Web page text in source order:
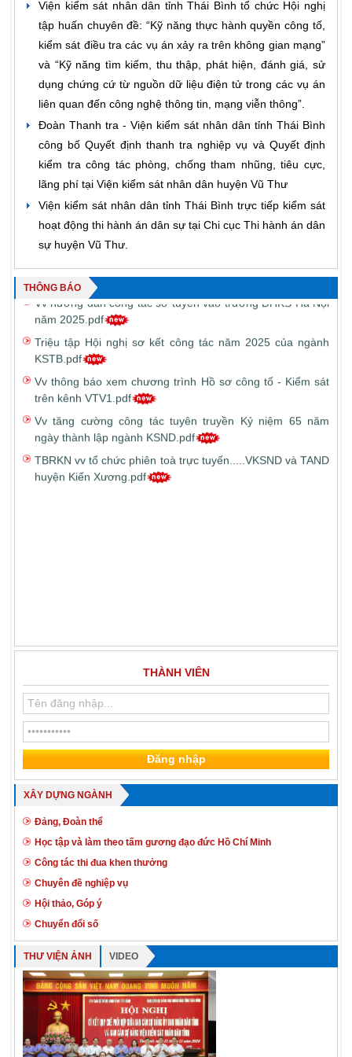
Viện kiểm sát nhân dân tỉnh Thái Bình tổ chức Hội nghị
tập huấn chuyên đề: “Kỹ năng thực hành quyền công tố,
kiểm sát điều tra các vụ án xảy ra trên không gian mạng”
và “Kỹ năng tìm kiếm, thu thập, phát hiện, đánh giá, sử
dụng chứng cứ từ nguồn dữ liệu điện tử trong các vụ án
liên quan đến công nghệ thông tin, mạng viễn thông”.
Đoàn Thanh tra - Viện kiểm sát nhân dân tỉnh Thái Bình
công bố Quyết định thanh tra nghiệp vụ và Quyết định
kiểm tra công tác phòng, chống tham nhũng, tiêu cực,
lãng phí tại Viện kiểm sát nhân dân huyện Vũ Thư
Viện kiểm sát nhân dân tỉnh Thái Bình trực tiếp kiểm sát
hoạt động thi hành án dân sự tại Chi cục Thi hành án dân
sự huyện Vũ Thư.
THÔNG BÁO
Giấy mời tổ chức gặp mặt kỷ niệm, tri ân lãnh đạo công
chức, người lao động trong ngành kiểm sát Thái bình.pdf
Vv đăng ký theo dõi thông tin kênh ZALO official Account
Bình dân học vụ số ngành KSND
Thông báo số 196-2025 của Trường ĐHKS.pdf
TB kết quả xét, đề nghị khen thưởng 1 số phong trào thi
đua theo chuyên đề và xét tặng Kỷ niệm chương Vì sự
nghiệp Kiểm sát năm 2025.pdf
Vv hướng dẫn chính sách, chế độ đối với công chức, viên
chức, người lao động trong thực hiện sắp xếp tổ chức bộ
Vv hướng dẫn công tác sơ tuyển vào trường ĐHKS Hà Nội
năm 2025.pdf
Triệu tập Hội nghị sơ kết công tác năm 2025 của ngành
KSTB.pdf
Vv thông báo xem chương trình Hồ sơ công tố - Kiểm sát
trên kênh VTV1.pdf
Vv tăng cường công tác tuyên truyền Kỷ niệm 65 năm
ngày thành lập ngành KSND.pdf
TBRKN vv tổ chức phiên toà trực tuyến.....VKSND và TAND
huyện Kiến Xương.pdf
THÀNH VIÊN
XÂY DỰNG NGÀNH
Đảng, Đoàn thể
Học tập và làm theo tấm gương đạo đức Hồ Chí Minh
Công tác thi đua khen thưởng
Chuyên đề nghiệp vụ
Hội thảo, Góp ý
Chuyển đổi số
THƯ VIỆN ẢNH VIDEO